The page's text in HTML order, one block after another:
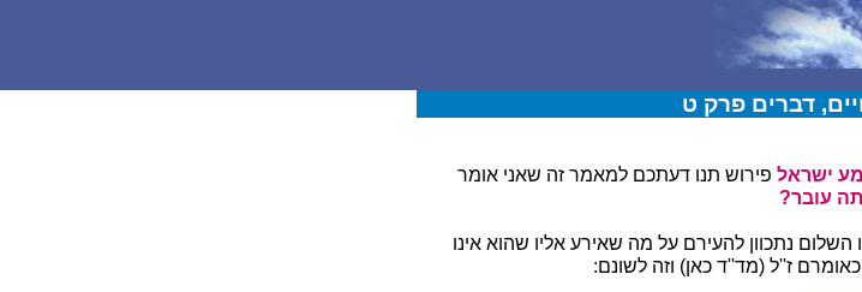
דברים פרק ט
ישראל פירוש תנו דעתכם למאמר זה שאני אומר
עובר?
השלום נתכוון להעירם על מה שאירע אליו שהוא אינו
ז''ל (מד''ד כאן) וזה לשונם: